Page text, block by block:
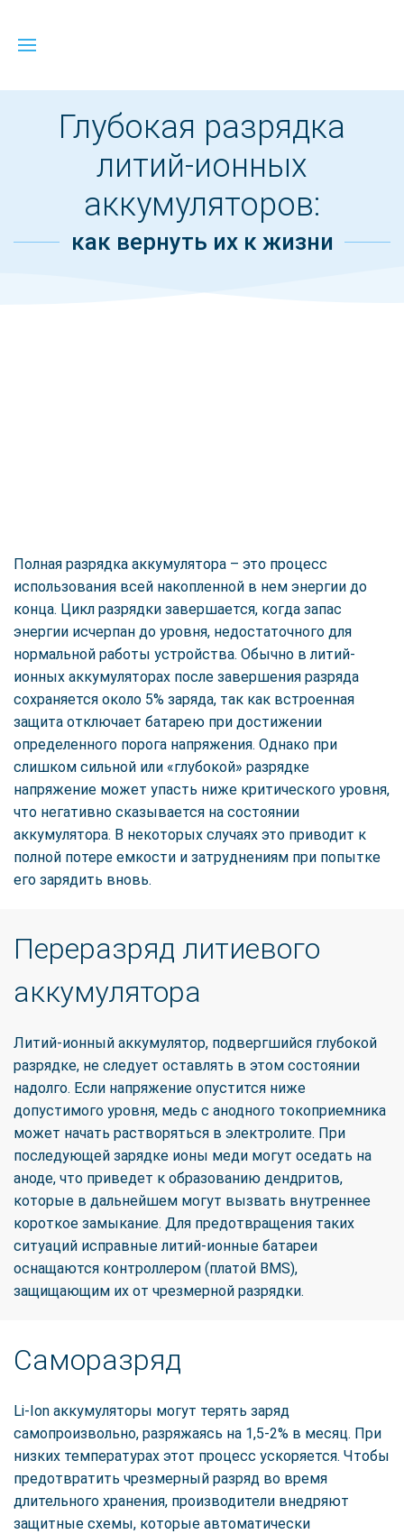
Глубокая разрядка
литий-ионных
аккумуляторов:
как вернуть их к жизни
Полная разрядка аккумулятора – это процесс
использования всей накопленной в нем энергии до
конца. Цикл разрядки завершается, когда запас
энергии исчерпан до уровня, недостаточного для
нормальной работы устройства. Обычно в литий-
ионных аккумуляторах после завершения разряда
сохраняется около 5% заряда, так как встроенная
защита отключает батарею при достижении
определенного порога напряжения. Однако при
слишком сильной или «глубокой» разрядке
напряжение может упасть ниже критического уровня,
что негативно сказывается на состоянии
аккумулятора. В некоторых случаях это приводит к
полной потере емкости и затруднениям при попытке
его зарядить вновь.
Переразряд литиевого
аккумулятора
Литий-ионный аккумулятор, подвергшийся глубокой
разрядке, не следует оставлять в этом состоянии
надолго. Если напряжение опустится ниже
допустимого уровня, медь с анодного токоприемника
может начать растворяться в электролите. При
последующей зарядке ионы меди могут оседать на
аноде, что приведет к образованию дендритов,
которые в дальнейшем могут вызвать внутреннее
короткое замыкание. Для предотвращения таких
ситуаций исправные литий-ионные батареи
оснащаются контроллером (платой BMS),
защищающим их от чрезмерной разрядки.
Саморазряд
Li-Ion аккумуляторы могут терять заряд
самопроизвольно, разряжаясь на 1,5-2% в месяц. При
низких температурах этот процесс ускоряется. Чтобы
предотвратить чрезмерный разряд во время
длительного хранения, производители внедряют
защитные схемы, которые автоматически